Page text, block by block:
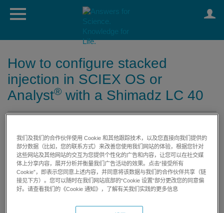
How to configure stacked
injection in SCIEX OS or
Analyst® with a Shimadz LC 40
类别:
SCIEX OS
software,Analyst
software
我们及我们的合作伙伴使用 Cookie 和其他跟踪技术，以及您直接向我们提供的
部分数据（比如，您的联系方式）来改善您使用我们网站的体验，根据您针对
这些网站及其他网站的交互为您提供个性化的广告和内容，让您可以在社交媒
体上分享内容，展开分析并衡量我们广告活动的效果。点击“接受所有
Cookie”，即表示您同意上述内容，并同意将该数据与我们的合作伙伴共享（链
接见下方）。您可以随时在我们网站底部的“Cookie 设置”部分更改您的同意偏
好。请查看我们的《Cookie 通知》，了解有关我们实践的更多信息